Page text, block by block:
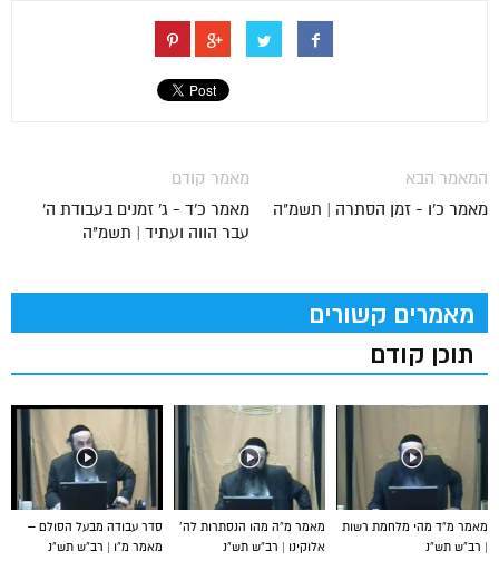
מאמר קודם
מאמר כ'ד - ג' זמנים בעבודת ה'
עבר הווה ועתיד | תשמ"ה
המאמר הבא
מאמר כ'ו - זמן הסתרה | תשמ"ה
מאמרים קשורים
תוכן קודם
סדר עבודה מבעל הסולם –
מאמר מ”ו | רב”ש תש”נ
מאמר מ”ה מהו הנסתרות לה’
אלוקינו | רב”ש תש”נ
מאמר מ”ד מהי מלחמת רשות
| רב”ש תש”נ